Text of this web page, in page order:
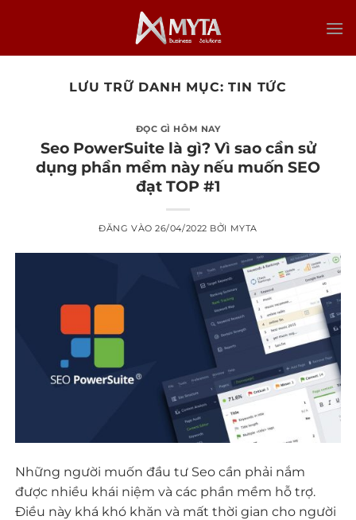
LƯU TRỮ DANH MỤC:TIN TỨC
ĐỌC GÌ HÔM NAY
Seo PowerSuite là gì? Vì sao cần sử
dụng phần mềm này nếu muốn SEO
đạt TOP #1
ĐĂNG VÀO26/04/2022 BỞI MYTA
Những người muốn đầu tư Seo cần phải nắm
được nhiều khái niệm và các phần mềm hỗ trợ.
Điều này khá khó khăn và mất thời gian cho người